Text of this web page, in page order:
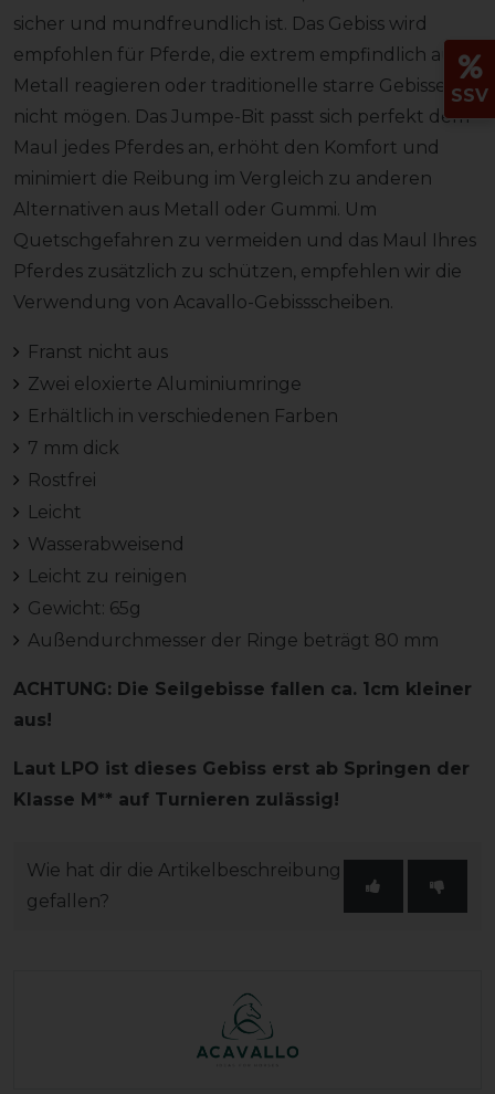
sicher und mundfreundlich ist. Das Gebiss wird
empfohlen für Pferde, die extrem empfindlich auf
Metall reagieren oder traditionelle starre Gebisse
nicht mögen. Das Jumpe-Bit passt sich perfekt dem
Maul jedes Pferdes an, erhöht den Komfort und
minimiert die Reibung im Vergleich zu anderen
Alternativen aus Metall oder Gummi. Um
Quetschgefahren zu vermeiden und das Maul Ihres
Pferdes zusätzlich zu schützen, empfehlen wir die
Verwendung von Acavallo-Gebissscheiben.
Franst nicht aus
Zwei eloxierte Aluminiumringe
Erhältlich in verschiedenen Farben
7 mm dick
Rostfrei
Leicht
Wasserabweisend
Leicht zu reinigen
Gewicht: 65g
Außendurchmesser der Ringe beträgt 80 mm
ACHTUNG: Die Seilgebisse fallen ca. 1cm kleiner
aus!
Laut LPO ist dieses Gebiss erst ab Springen der
Klasse M** auf Turnieren zulässig!
Wie hat dir die Artikelbeschreibung
gefallen?
SSV